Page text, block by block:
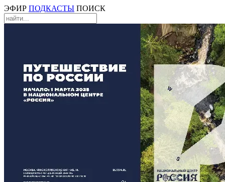
ЭФИР ПОДКАСТЫ ПОИСК